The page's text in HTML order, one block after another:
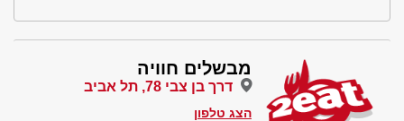
מבשלים חוויה
דרך בן צבי 78, תל אביב
הצג טלפון